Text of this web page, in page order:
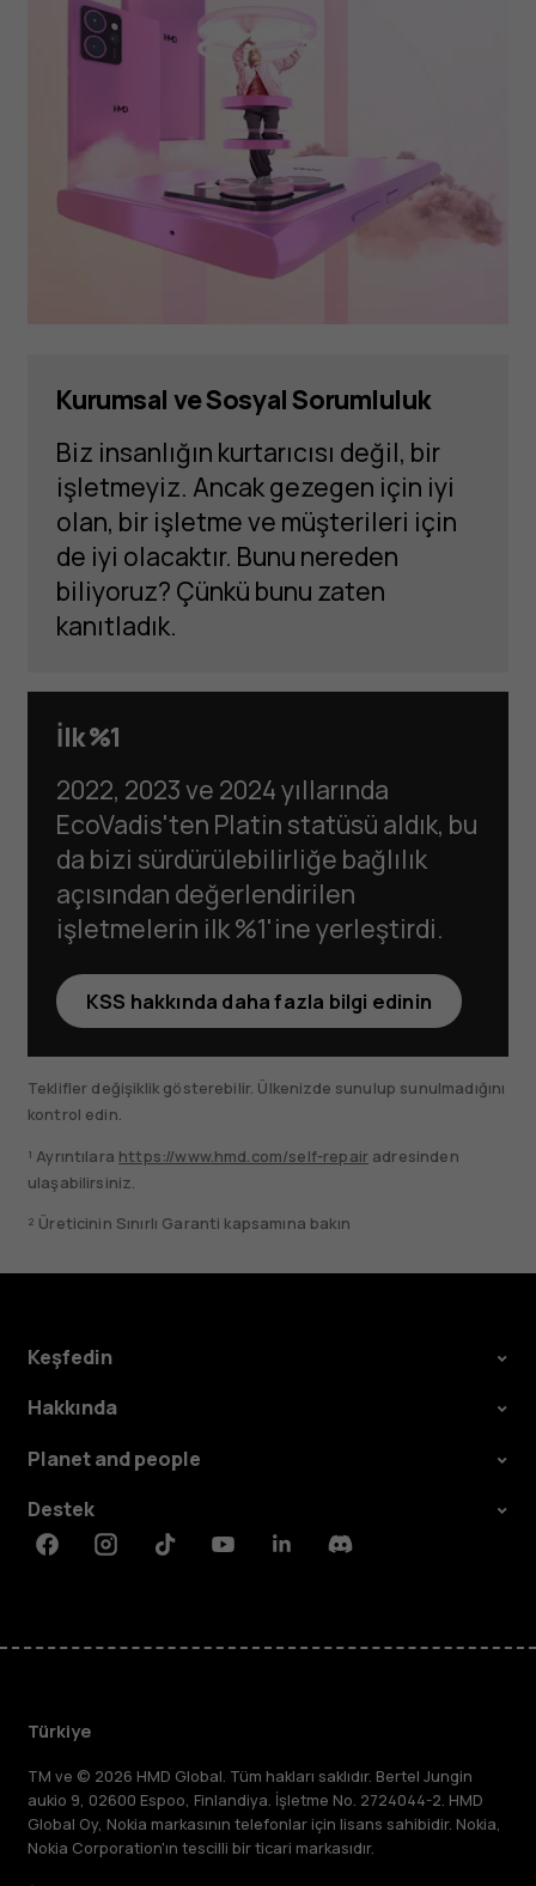
Kurumsal ve Sosyal Sorumluluk
Biz insanlığın kurtarıcısı değil, bir
işletmeyiz. Ancak gezegen için iyi
olan, bir işletme ve müşterileri için
de iyi olacaktır. Bunu nereden
biliyoruz? Çünkü bunu zaten
kanıtladık.
İlk %1
2022, 2023 ve 2024 yıllarında
EcoVadis'ten Platin statüsü aldık, bu
da bizi sürdürülebilirliğe bağlılık
açısından değerlendirilen
işletmelerin ilk %1'ine yerleştirdi.
KSS hakkında daha fazla bilgi edinin
Teklifler değişiklik gösterebilir. Ülkenizde sunulup sunulmadığını
kontrol edin.
¹ Ayrıntılara https://www.hmd.com/self-repair adresinden
ulaşabilirsiniz.
² Üreticinin Sınırlı Garanti kapsamına bakın
Keşfedin
Hakkında
Planet and people
Destek
FacebookInstagramTiktokYoutubeLinkedinDiscord
Türkiye
TM ve © 2026 HMD Global. Tüm hakları saklıdır. Bertel Jungin
aukio 9, 02600 Espoo, Finlandiya. İşletme No. 2724044-2. HMD
Global Oy, Nokia markasının telefonlar için lisans sahibidir. Nokia,
Nokia Corporation'ın tescilli bir ticari markasıdır.